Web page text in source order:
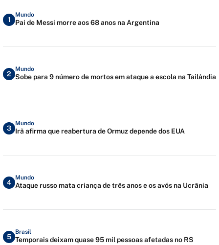
1
Mundo
Pai de Messi morre aos 68 anos na Argentina
2
Mundo
Sobe para 9 número de mortos em ataque a escola na Tailândia
3
Mundo
Irã afirma que reabertura de Ormuz depende dos EUA
4
Mundo
Ataque russo mata criança de três anos e os avós na Ucrânia
5
Brasil
Temporais deixam quase 95 mil pessoas afetadas no RS